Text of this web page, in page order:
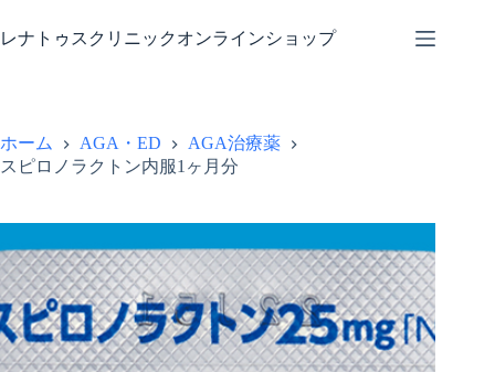
ン
ス
キ
レナトゥスクリニックオンラインショップ
ホーム AGA・ED
AGA治療薬
スピロノラクトン内服1ヶ月分